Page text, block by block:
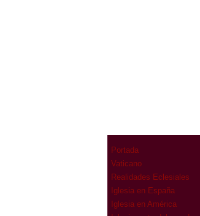
Portada
Vaticano
Realidades Eclesiales
Iglesia en España
Iglesia en América